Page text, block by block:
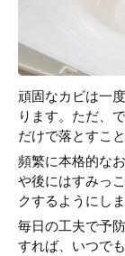
頑固なカビは一
ります。ただ、
だけで落とすこ
頻繁に本格的な
や後にはすみっ
クするようにしま
毎日の工夫で予
すれば、いつで